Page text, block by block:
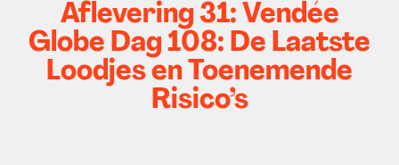
Aflevering 31: Vendée
Globe Dag 108: De Laatste
Loodjes en Toenemende
Risico’s